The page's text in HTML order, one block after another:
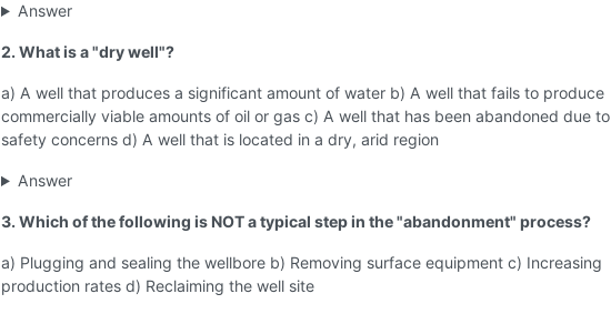
Answer
2. What is a "dry well"?
a) A well that produces a significant amount of water b) A well that fails to produce
commercially viable amounts of oil or gas c) A well that has been abandoned due to
safety concerns d) A well that is located in a dry, arid region
Answer
3. Which of the following is NOT a typical step in the "abandonment" process?
a) Plugging and sealing the wellbore b) Removing surface equipment c) Increasing
production rates d) Reclaiming the well site